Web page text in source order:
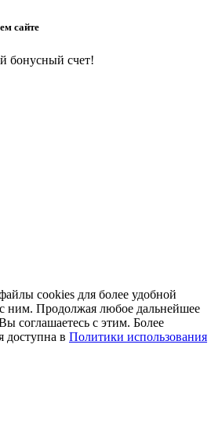
сайте
бонусный счет!
cookies для более удобной
ним. Продолжая любое дальнейшее
соглашаетесь с этим. Более
доступна в Политики использования